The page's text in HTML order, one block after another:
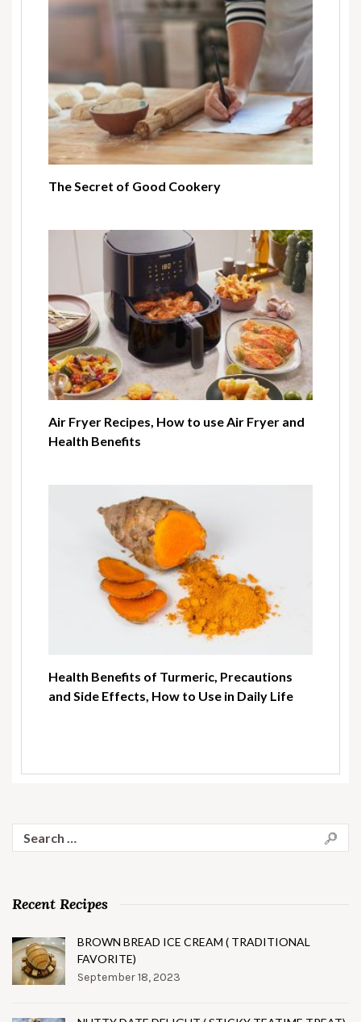
The Secret of Good Cookery
Air Fryer Recipes, How to use Air Fryer and
Health Benefits
Health Benefits of Turmeric, Precautions
and Side Effects, How to Use in Daily Life
for:
Recent Recipes
BROWN BREAD ICE CREAM ( TRADITIONAL
FAVORITE)
September 18, 2023